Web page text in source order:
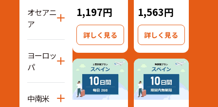
オセアニ
ア
ヨーロッ
パ
中南米
1,197円
詳しく見る
1,563円
詳しく見る